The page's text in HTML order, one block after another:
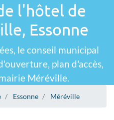
l'hôtel de
Essonne
le conseil municipal
plan d'accès,
Méréville.
Essonne Méréville